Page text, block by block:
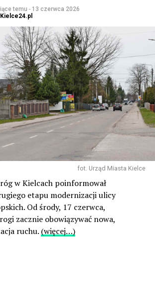
temu - 13 czerwca 2026
fot. Urząd Miasta Kielce
w Kielcach poinformował
etapu modernizacji ulicy
Od środy, 17 czerwca,
zacznie obowiązywać nowa,
ruchu. (więcej…)